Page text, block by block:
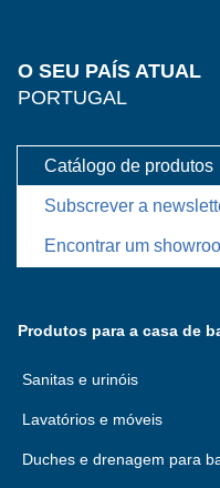
O SEU PAÍS ATUAL
PORTUGAL
Catálogo de produtos
Subscrever a
Encontrar um
Produtos para a casa de
Sanitas e urinóis
Lavatórios e móveis
Duches e drenagem para